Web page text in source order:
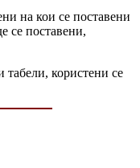
на кои се поставени
се поставени,
табели, користени се